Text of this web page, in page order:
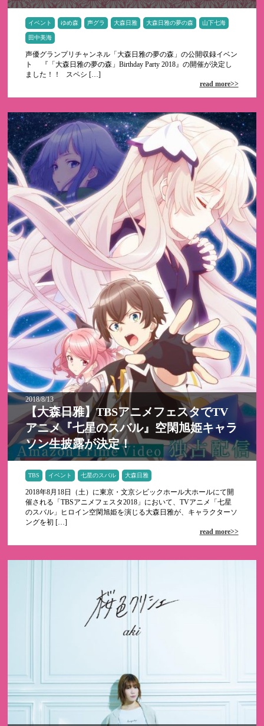
イベント ゆめ森 声グラ 大森日雅 大森日雅の夢の森 山下七海
田中美海
声優グランプリチャンネル「大森日雅の夢の森」の公開収録イベン
ト 『「大森日雅の夢の森」Birthday Party 2018』の開催が決定し
ました！！ スペシ […]
read more>>
2018/8/13
【大森日雅】TBSアニメフェスタでTV
アニメ『七星のスバル』空閑旭姫キャラ
ソン生披露が決定！
TBS イベント 七星のスバル 大森日雅
2018年8月18日（土）に東京・文京シビックホール大ホールにて開
催される「TBSアニメフェスタ2018」において、TVアニメ「七星
のスバル」ヒロイン空閑旭姫を演じる大森日雅が、キャラクターソ
ングを初 […]
read more>>